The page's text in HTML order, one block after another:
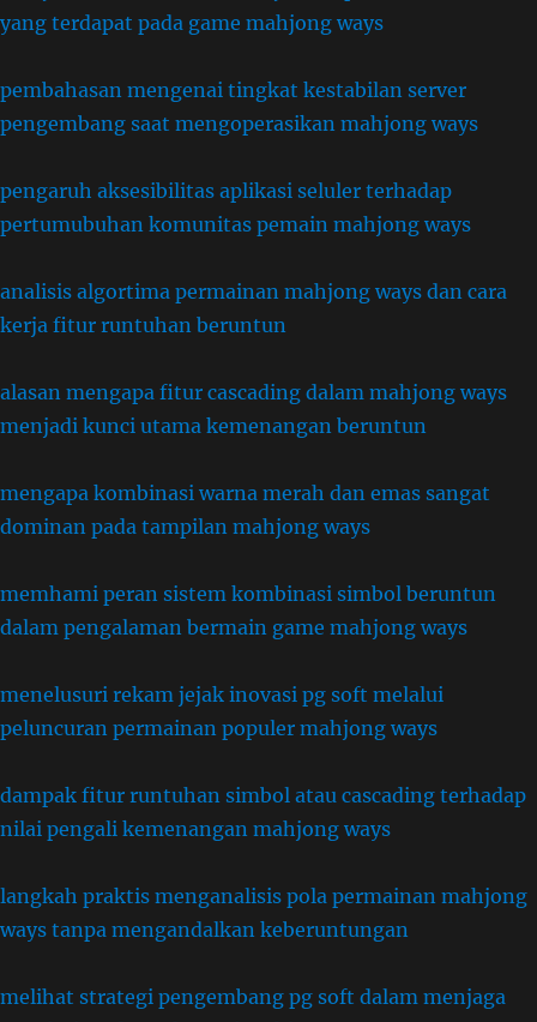
yang terdapat pada game mahjong ways
pembahasan mengenai tingkat kestabilan server
pengembang saat mengoperasikan mahjong ways
pengaruh aksesibilitas aplikasi seluler terhadap
pertumubuhan komunitas pemain mahjong ways
analisis algortima permainan mahjong ways dan cara
kerja fitur runtuhan beruntun
alasan mengapa fitur cascading dalam mahjong ways
menjadi kunci utama kemenangan beruntun
mengapa kombinasi warna merah dan emas sangat
dominan pada tampilan mahjong ways
memhami peran sistem kombinasi simbol beruntun
dalam pengalaman bermain game mahjong ways
menelusuri rekam jejak inovasi pg soft melalui
peluncuran permainan populer mahjong ways
dampak fitur runtuhan simbol atau cascading terhadap
nilai pengali kemenangan mahjong ways
langkah praktis menganalisis pola permainan mahjong
ways tanpa mengandalkan keberuntungan
melihat strategi pengembang pg soft dalam menjaga